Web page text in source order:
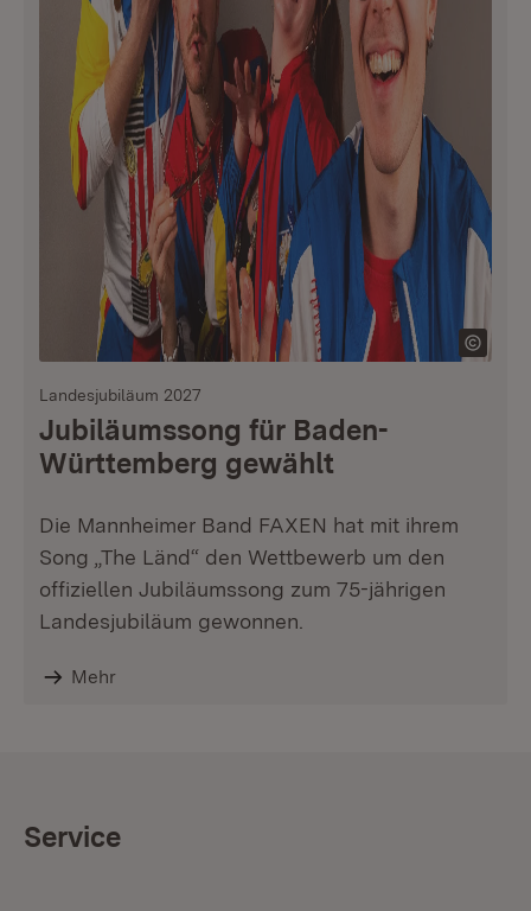
Landesjubiläum 2027
Jubiläumssong für Baden-
Württemberg gewählt
Die Mannheimer Band FAXEN hat mit ihrem
Song „The Länd“ den Wettbewerb um den
offiziellen Jubiläumssong zum 75-jährigen
Landesjubiläum gewonnen.
Mehr
Service